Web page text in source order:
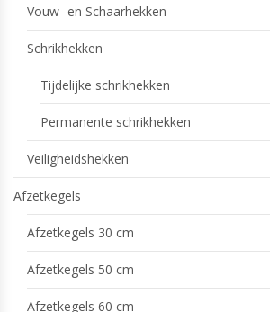
Vouw- en Schaarhekken
Schrikhekken
Tijdelijke schrikhekken
Permanente schrikhekken
Veiligheidshekken
Afzetkegels
Afzetkegels 30 cm
Afzetkegels 50 cm
Afzetkegels 60 cm